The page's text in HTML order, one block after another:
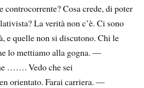
controcorrente? Cosa crede, di poter
La verità non c’è. Ci sono
e quelle non si discutono. Chi le
lo mettiamo alla gogna. —
……. Vedo che sei
orientato. Farai carriera. —